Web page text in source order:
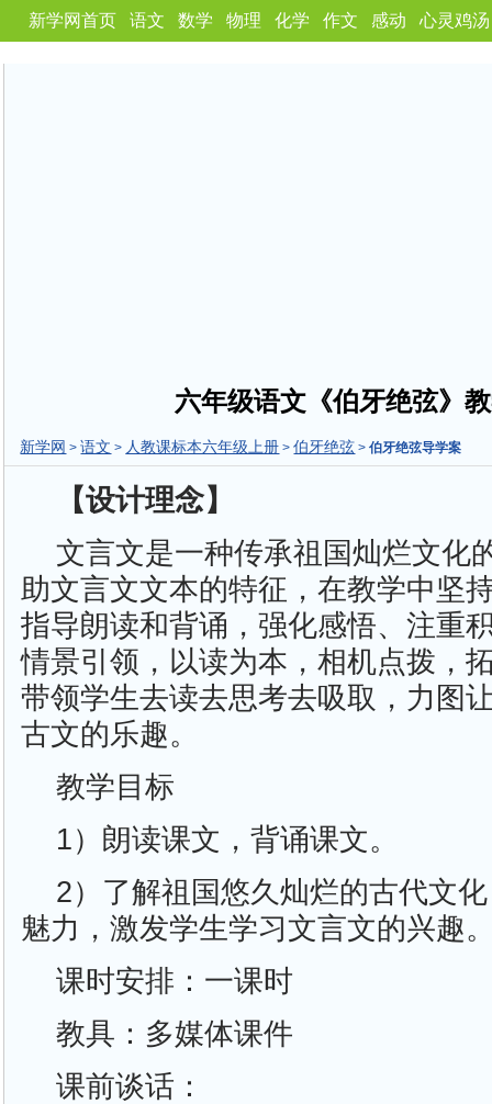
新学网首页 语文 数学 物理 化学 作文 感动 心灵鸡汤
六年级语文《伯牙绝弦》
新学网 >语文 > 人教课标本六年级上册 >伯牙绝弦 >伯牙绝弦导学案
【设计理念】
文言文是一种传承祖国灿烂文化
助文言文文本的特征，在教学中坚
指导朗读和背诵，强化感悟、注重
情景引领，以读为本，相机点拨，
带领学生去读去思考去吸取，力图
古文的乐趣。
教学目标
1）朗读课文，背诵课文。
2）了解祖国悠久灿烂的古代文
魅力，激发学生学习文言文的兴趣
课时安排：一课时
教具：多媒体课件
课前谈话：